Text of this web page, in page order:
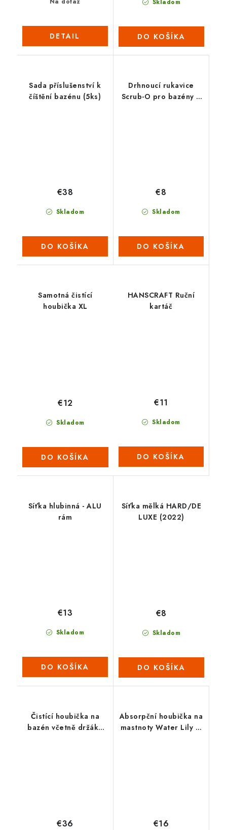
DETAIL
Skladom
DO KOŠÍKA
Sada příslušenství k
číštění bazénu (5ks)
Skladom
€38
DO KOŠÍKA
Drhnoucí rukavice
Scrub-O pro bazény a
Skladom
€8
DO KOŠÍKA
Samotná čistící
houbička XL
Skladom
€12
DO KOŠÍKA
HANSCRAFT Ruční
kartáč
Skladom
€11
DO KOŠÍKA
Síťka hlubinná - ALU
rám
Skladom
€13
DO KOŠÍKA
Síťka mělká HARD/DE
LUXE (2022)
Skladom
€8
DO KOŠÍKA
Čistící houbička na
bazén včetně držáku
€36
Absorpční houbička na
mastnoty Water Lily (1
€16